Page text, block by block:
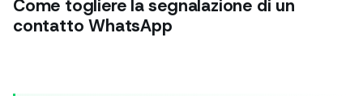
Come togliere la segnalazione di un
contatto WhatsApp